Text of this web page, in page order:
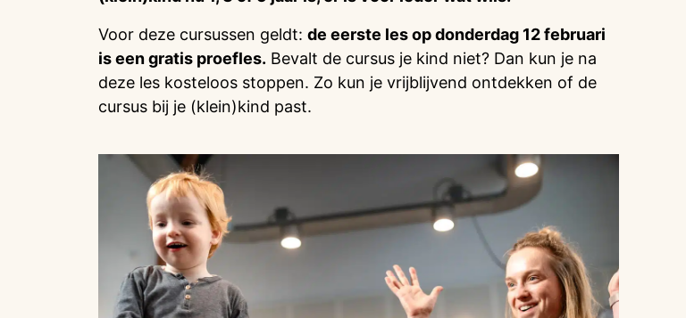
Voor deze cursussen geldt: de eerste les op donderdag 12 februari
is een gratis proefles. Bevalt de cursus je kind niet? Dan kun je na
deze les kosteloos stoppen. Zo kun je vrijblijvend ontdekken of de
cursus bij je (klein)kind past.